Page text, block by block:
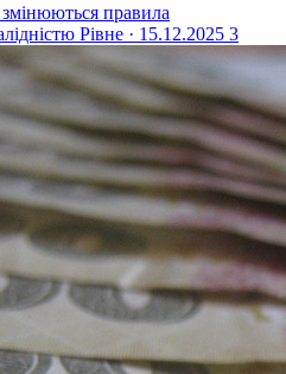
змінюються правила
Рівне · 15.12.2025 3